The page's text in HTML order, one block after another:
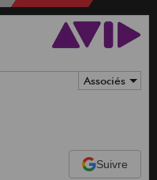
Associés
Suivre